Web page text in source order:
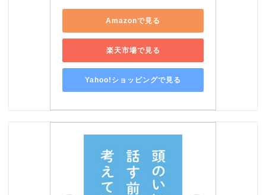
Amazonで見る
楽天市場で見る
Yahoo!ショッピングで見る